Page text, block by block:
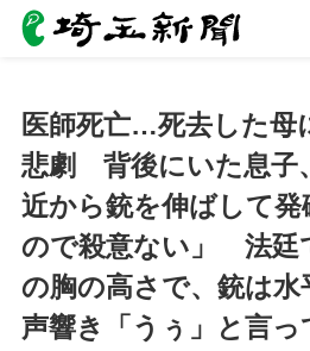
医師死亡…死去した母
悲劇 背後にいた息子
近から銃を伸ばして発
ので殺意ない」 法廷
の胸の高さで、銃は
声響き「うぅ」と言